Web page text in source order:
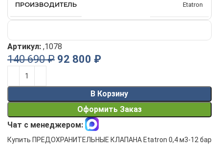
ПРОИЗВОДИТЕЛЬ Etatron
Артикул: ,1078
140 690₽ 92 800 ₽
В Корзину
Оформить Заказ
Alternative:
Чат с менеджером:
Купить ПРЕДОХРАНИТЕЛЬНЫЕ КЛАПАНА Etatron 0,4 м3-12 бар